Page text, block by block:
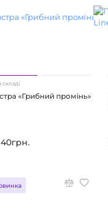
складі
«Грибний промінь»